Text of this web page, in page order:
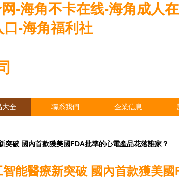
-海角不卡在线-海角成人
-海角福利社
大全 聯系我們 企業信息
突破 國內首款獲美國FDA批準的心電產品花落誰家？
智能醫療新突破 國內首款獲美